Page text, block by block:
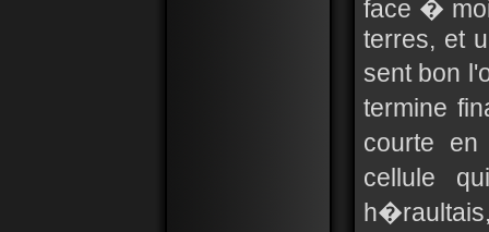
face �
terres, et
sent bon
termine
courte
cellule